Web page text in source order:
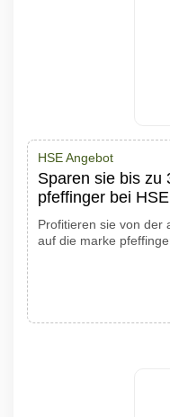
HSE Angebot
Sparen sie bis zu
pfeffinger bei HSE
Profitieren sie von der
auf die marke